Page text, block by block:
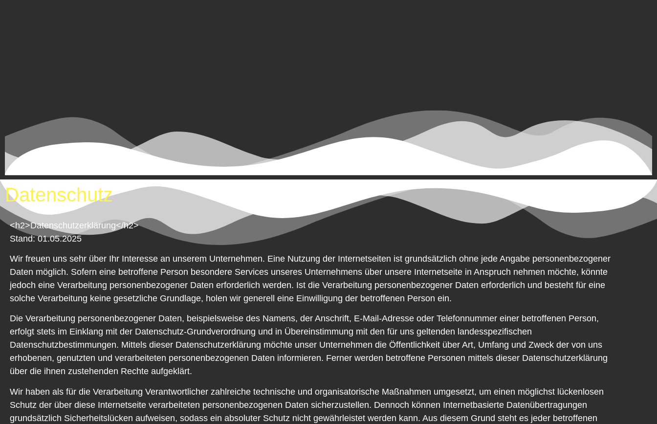
Datenschutz
<h2>Datenschutzerklärung</h2>
Stand: 01.05.2025
Wir freuen uns sehr über Ihr Interesse an unserem Unternehmen. Eine Nutzung der Internetseiten ist grundsätzlich ohne jede Angabe personenbezogener
Daten möglich. Sofern eine betroffene Person besondere Services unseres Unternehmens über unsere Internetseite in Anspruch nehmen möchte, könnte
jedoch eine Verarbeitung personenbezogener Daten erforderlich werden. Ist die Verarbeitung personenbezogener Daten erforderlich und besteht für eine
solche Verarbeitung keine gesetzliche Grundlage, holen wir generell eine Einwilligung der betroffenen Person ein.
Die Verarbeitung personenbezogener Daten, beispielsweise des Namens, der Anschrift, E-Mail-Adresse oder Telefonnummer einer betroffenen Person,
erfolgt stets im Einklang mit der Datenschutz-Grundverordnung und in Übereinstimmung mit den für uns geltenden landesspezifischen
Datenschutzbestimmungen. Mittels dieser Datenschutzerklärung möchte unser Unternehmen die Öffentlichkeit über Art, Umfang und Zweck der von uns
erhobenen, genutzten und verarbeiteten personenbezogenen Daten informieren. Ferner werden betroffene Personen mittels dieser Datenschutzerklärung
über die ihnen zustehenden Rechte aufgeklärt.
Wir haben als für die Verarbeitung Verantwortlicher zahlreiche technische und organisatorische Maßnahmen umgesetzt, um einen möglichst lückenlosen
Schutz der über diese Internetseite verarbeiteten personenbezogenen Daten sicherzustellen. Dennoch können Internetbasierte Datenübertragungen
grundsätzlich Sicherheitslücken aufweisen, sodass ein absoluter Schutz nicht gewährleistet werden kann. Aus diesem Grund steht es jeder betroffenen